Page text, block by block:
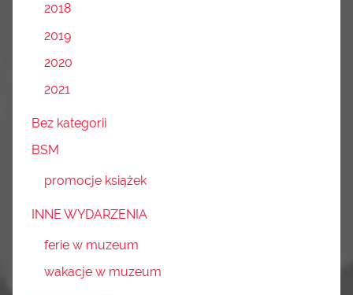
2018
2019
2020
2021
Bez kategorii
BSM
promocje książek
INNE WYDARZENIA
ferie w muzeum
wakacje w muzeum